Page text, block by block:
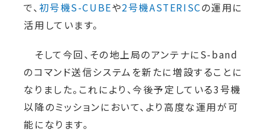
で、 初号機S-CUBEや2号機ASTERISCの運用に
活用しています。
そして今回、その地上局のアンテナにS-band
のコマンド送信システムを新たに増設することに
なりました。これにより、今後予定している3号機
以降のミッションにおいて、より高度な運用が可
能になります。